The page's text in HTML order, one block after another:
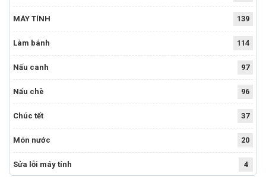
MÁY TÍNH 139
Làm bánh 114
Nấu canh 97
Nấu chè 96
Chúc tết 37
Món nước 20
Sửa lỗi máy tính 4